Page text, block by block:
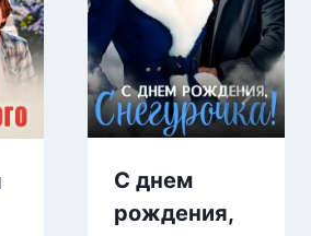
С днем
рождения,